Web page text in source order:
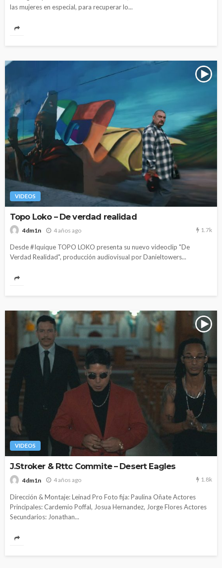
las mujeres en especial, para recuperar lo...
VIDEOS
Topo Loko – De verdad realidad
4dm1n 4 años ago 1.7k
Desde #Iquique TOPO LOKO presenta su nuevo videoclip "De
Verdad Realidad", producción audiovisual por Danieltowers...
VIDEOS
J.Stroker & Rttc Commite – Desert Eagles
4dm1n 4 años ago 1.8k
Dirección & Montaje: Leinad Pro Foto fija: Paulina Oñate Actores
Principales: Cardemio Poffal, Josua Hernandez, Jorge Flores Actores
Secundarios: Jonathan...